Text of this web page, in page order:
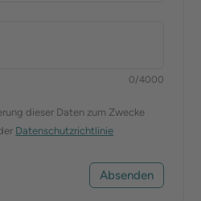
0/4000
dieser Daten zum Zwecke
Datenschutzrichtlinie
Absenden